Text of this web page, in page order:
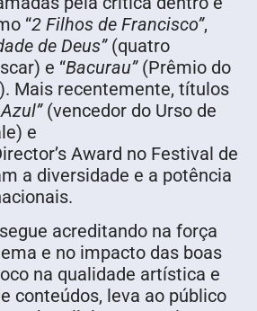
“2 Filhos de Francisco”,
de Deus”(quatro
e “Bacurau”(Prêmio do
Mais recentemente, títulos
(vencedor do Urso de
e
Award no Festival de
a diversidade e a potência
acreditando na força
e no impacto das boas
na qualidade artística e
conteúdos, leva ao público